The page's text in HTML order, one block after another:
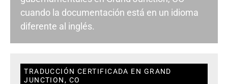
cuando la documentación está en un idioma
diferente al inglés.
TRADUCCIÓN CERTIFICADA EN GRAND
JUNCTION, CO